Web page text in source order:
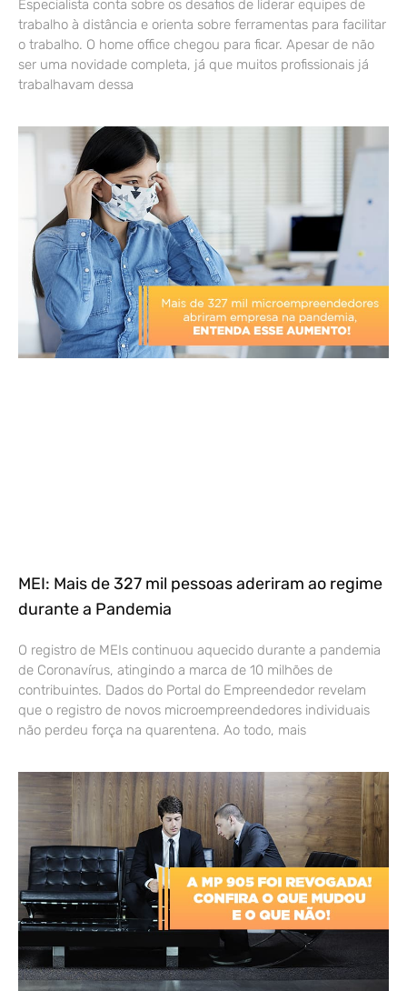
Especialista conta sobre os desafios de liderar equipes de
trabalho à distância e orienta sobre ferramentas para facilitar
o trabalho. O home office chegou para ficar. Apesar de não
ser uma novidade completa, já que muitos profissionais já
trabalhavam dessa
MEI: Mais de 327 mil pessoas aderiram ao regime
durante a Pandemia
O registro de MEIs continuou aquecido durante a pandemia
de Coronavírus, atingindo a marca de 10 milhões de
contribuintes. Dados do Portal do Empreendedor revelam
que o registro de novos microempreendedores individuais
não perdeu força na quarentena. Ao todo, mais